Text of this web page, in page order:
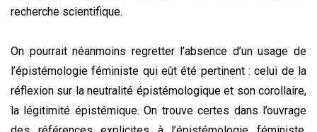
recherche scientifique.
On pourrait néanmoins regretter l’absence d’un usage de
l’épistémologie féministe qui eût été pertinent : celui de la
réflexion sur la neutralité épistémologique et son corollaire,
la légitimité épistémique. On trouve certes dans l’ouvrage